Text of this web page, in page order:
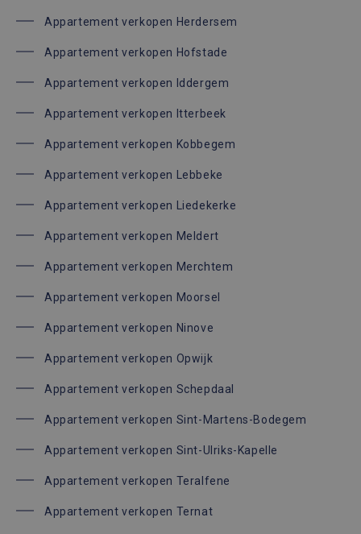
Appartement verkopen Herdersem
Appartement verkopen Hofstade
Appartement verkopen Iddergem
Appartement verkopen Itterbeek
Appartement verkopen Kobbegem
Appartement verkopen Lebbeke
Appartement verkopen Liedekerke
Appartement verkopen Meldert
Appartement verkopen Merchtem
Appartement verkopen Moorsel
Appartement verkopen Ninove
Appartement verkopen Opwijk
Appartement verkopen Schepdaal
Appartement verkopen Sint-Martens-Bodegem
Appartement verkopen Sint-Ulriks-Kapelle
Appartement verkopen Teralfene
Appartement verkopen Ternat